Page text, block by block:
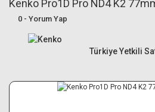
Canon R6 Mark IIIBundle
Kenko Pro1D Pro ND4 K2
0 - Yorum Yap
Türkiye Yetkili